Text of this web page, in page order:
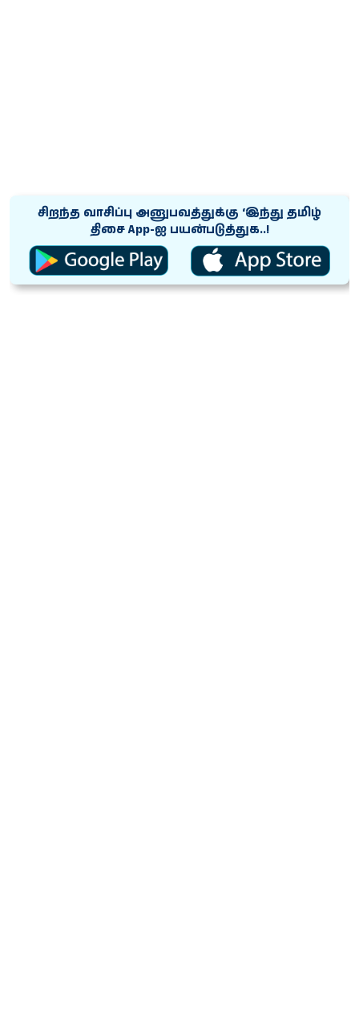
சிறந்த வாசிப்பு அனுபவத்துக்கு ‘இந்து தமிழ்
திசை App-ஐ பயன்படுத்துக..!